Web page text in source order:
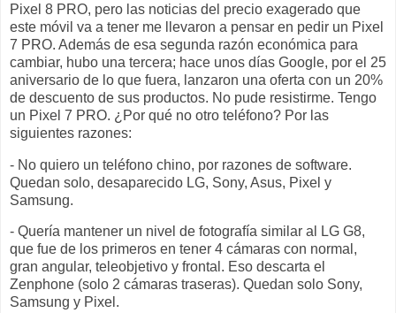
Pixel 8 PRO, pero las noticias del precio exagerado que
este móvil va a tener me llevaron a pensar en pedir un Pixel
7 PRO. Además de esa segunda razón económica para
cambiar, hubo una tercera; hace unos días Google, por el 25
aniversario de lo que fuera, lanzaron una oferta con un 20%
de descuento de sus productos. No pude resistirme. Tengo
un Pixel 7 PRO. ¿Por qué no otro teléfono? Por las
siguientes razones:
- No quiero un teléfono chino, por razones de software.
Quedan solo, desaparecido LG, Sony, Asus, Pixel y
Samsung.
- Quería mantener un nivel de fotografía similar al LG G8,
que fue de los primeros en tener 4 cámaras con normal,
gran angular, teleobjetivo y frontal. Eso descarta el
Zenphone (solo 2 cámaras traseras). Quedan solo Sony,
Samsung y Pixel.